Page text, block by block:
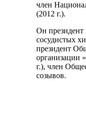
член
(2012 г.).
Он президент
сосудистых
президент
организации
г.), член
созывов.